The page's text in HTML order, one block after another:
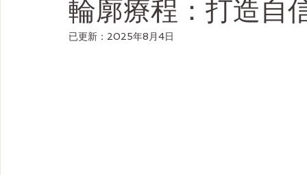
輪廓療程：打造自
已更新： 2025年8月4日